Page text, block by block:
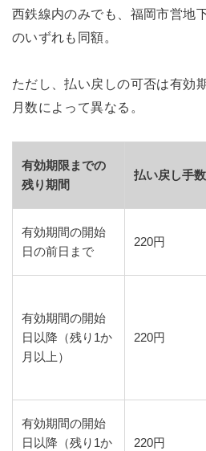
西鉄線内のみでも、福岡市営地
のいずれも同額。
ただし、払い戻しの可否は有効
月数によって異なる。
有効期限までの
残り期間
払い戻し手
有効期間の開始
日の前日まで
220円
有効期間の開始
日以降（残り1か
月以上）
220円
有効期間の開始
日以降（残り1か
220円